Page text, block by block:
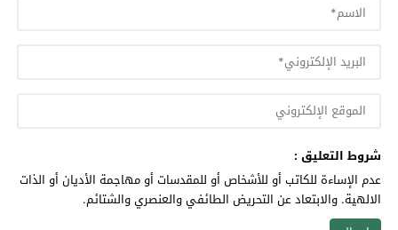
شروط التعليق :
عدم الإساءة للكاتب أو للأشخاص أو للمقدسات أو مهاجمة الأديان أو الذات
الالهية. والابتعاد عن التحريض الطائفي والعنصري والشتائم.